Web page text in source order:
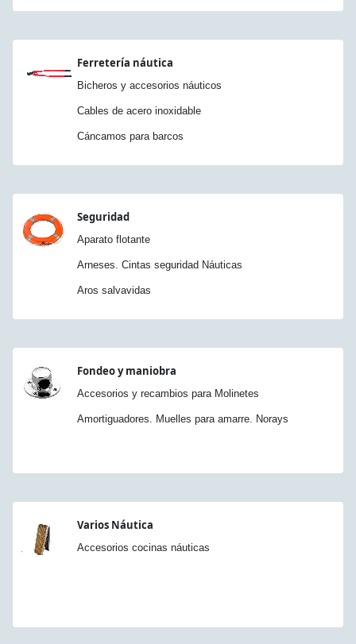
Ferretería náutica
Bicheros y accesorios náuticos
Cables de acero inoxidable
Cáncamos para barcos
Seguridad
Aparato flotante
Arneses. Cintas seguridad Náuticas
Aros salvavidas
Fondeo y maniobra
Accesorios y recambios para Molinetes
Amortiguadores. Muelles para amarre. Norays
Varios Náutica
Accesorios cocinas náuticas